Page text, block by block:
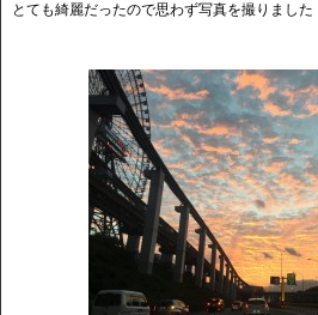
とても綺麗だったので思わず写真を撮りました